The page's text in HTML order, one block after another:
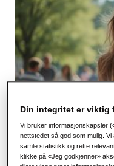
Din integritet er viktig
Vi bruker informasjonskapsler
nettstedet så god som mulig.
samle statistikk og rette
klikke på «Jeg godkjenner»